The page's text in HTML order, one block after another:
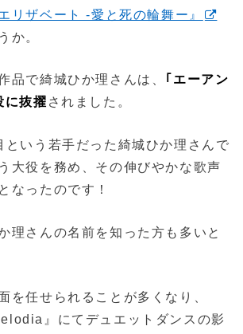
エリザベート -愛と死の輪舞ー』
か。
品で綺城ひか理さんは、 ｢エーアン
に抜擢 されました。
という若手だった綺城ひか理さんで
大役を務め、その伸びやかな歌声
なったのです！
理さんの名前を知った方も多いと
を任せられることが多くなり、
』にてデュエットダンスの影